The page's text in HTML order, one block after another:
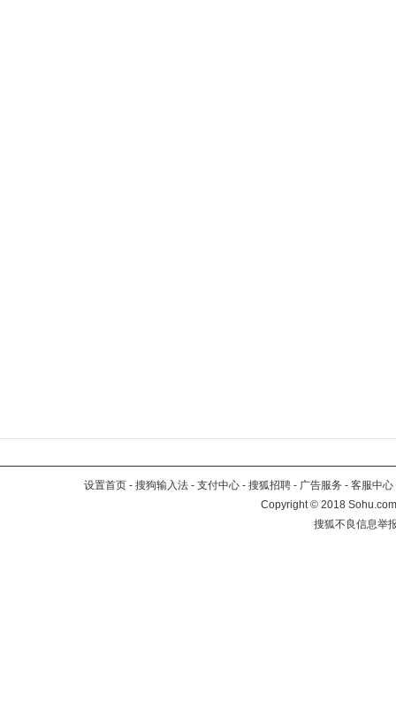
设置首页 - 搜狗输入法 - 支付中心 - 搜狐招聘 - 广告服务 - 客服中心
Copyright©2018
搜狐不良信息举